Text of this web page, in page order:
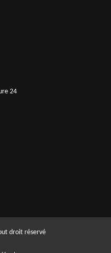
24
droit réservé